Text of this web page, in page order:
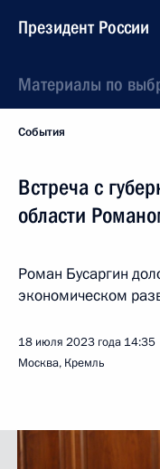
Президент России
Материалы по
События
Встреча с
области
Роман Бусаргин
экономическом
18 июля 2023 года 14:35
Москва, Кремль